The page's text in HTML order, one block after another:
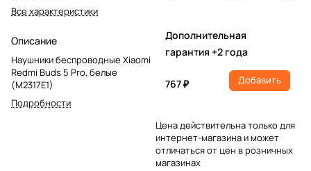
Все характеристики
Описание
Наушники беспроводные Xiaomi
Redmi Buds 5 Pro, белые
(M2317E1)
Подробности
Дополнительная
гарантия +2 года
767 ₽ Добавить
Цена действительна только для
интернет-магазина и может
отличаться от цен в розничных
магазинах